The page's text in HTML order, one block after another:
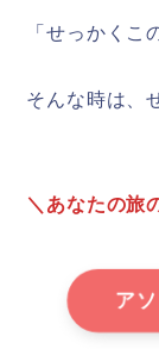
「せっかく
そんな時は、
＼あなたの旅
ア